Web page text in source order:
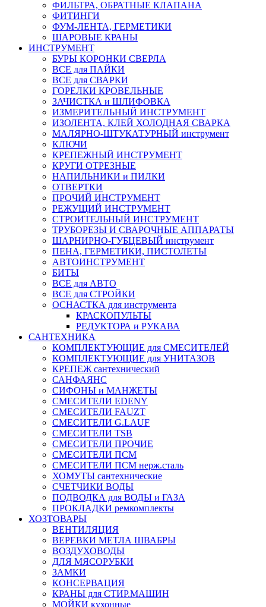
ФИЛЬТРА, ОБРАТНЫЕ КЛАПАНА
ФИТИНГИ
ФУМ-ЛЕНТА, ГЕРМЕТИКИ
ШАРОВЫЕ КРАНЫ
ИНСТРУМЕНТ
БУРЫ КОРОНКИ СВЕРЛА
ВСЕ для ПАЙКИ
ВСЕ для СВАРКИ
ГОРЕЛКИ КРОВЕЛЬНЫЕ
ЗАЧИСТКА и ШЛИФОВКА
ИЗМЕРИТЕЛЬНЫЙ ИНСТРУМЕНТ
ИЗОЛЕНТА, КЛЕЙ ХОЛОДНАЯ СВАРКА
МАЛЯРНО-ШТУКАТУРНЫЙ инструмент
КЛЮЧИ
КРЕПЕЖНЫЙ ИНСТРУМЕНТ
КРУГИ ОТРЕЗНЫЕ
НАПИЛЬНИКИ и ПИЛКИ
ОТВЕРТКИ
ПРОЧИЙ ИНСТРУМЕНТ
РЕЖУЩИЙ ИНСТРУМЕНТ
СТРОИТЕЛЬНЫЙ ИНСТРУМЕНТ
ТРУБОРЕЗЫ И СВАРОЧНЫЕ АППАРАТЫ
ШАРНИРНО-ГУБЦЕВЫЙ инструмент
ПЕНА, ГЕРМЕТИКИ, ПИСТОЛЕТЫ
АВТОИНСТРУМЕНТ
БИТЫ
ВСЕ для АВТО
ВСЕ для СТРОЙКИ
ОСНАСТКА для инструмента
КРАСКОПУЛЬТЫ
РЕДУКТОРА и РУКАВА
САНТЕХНИКА
КОМПЛЕКТУЮЩИЕ для СМЕСИТЕЛЕЙ
КОМПЛЕКТУЮЩИЕ для УНИТАЗОВ
КРЕПЕЖ сантехнический
САНФАЯНС
СИФОНЫ и МАНЖЕТЫ
СМЕСИТЕЛИ EDENY
СМЕСИТЕЛИ FAUZT
СМЕСИТЕЛИ G.LAUF
СМЕСИТЕЛИ TSB
СМЕСИТЕЛИ ПРОЧИЕ
СМЕСИТЕЛИ ПСМ
СМЕСИТЕЛИ ПСМ нерж.сталь
ХОМУТЫ сантехнические
СЧЕТЧИКИ ВОДЫ
ПОДВОДКА для ВОДЫ и ГАЗА
ПРОКЛАДКИ ремкомплекты
ХОЗТОВАРЫ
ВЕНТИЛЯЦИЯ
ВЕРЕВКИ МЕТЛА ШВАБРЫ
ВОЗДУХОВОДЫ
ДЛЯ МЯСОРУБКИ
ЗАМКИ
КОНСЕРВАЦИЯ
КРАНЫ для СТИР.МАШИН
МОЙКИ кухонные